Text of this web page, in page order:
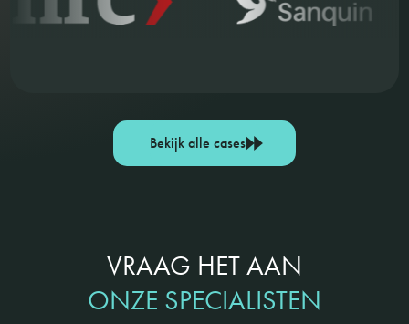
Bekijk alle cases
VRAAG HET AAN
ONZE SPECIALISTEN